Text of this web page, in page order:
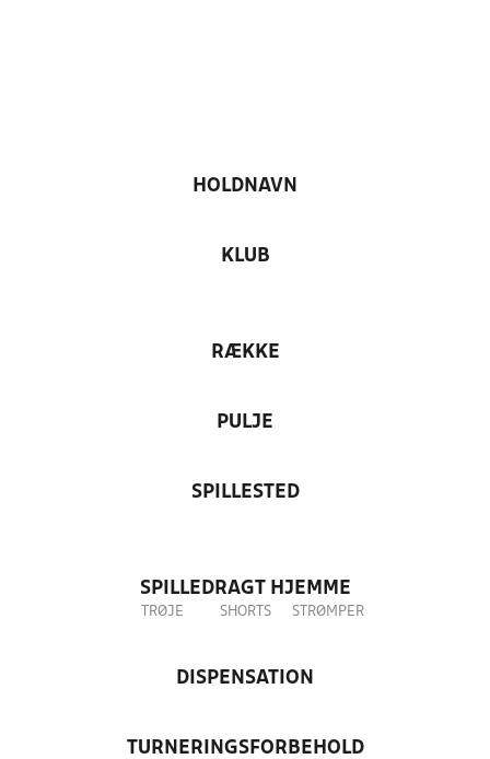
HOLDNAVN
KLUB
RÆKKE
PULJE
SPILLESTED
SPILLEDRAGT HJEMME
TRØJE SHORTS STRØMPER
DISPENSATION
TURNERINGSFORBEHOLD